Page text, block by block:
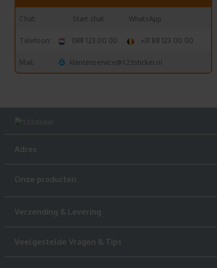
Chat: Start chat WhatsApp
Telefoon: 088 123 00 00 +31 88 123 00 00
Mail: klantenservice@123sticker.nl
Adres
Onze producten
Verzending & Levering
Veelgestelde Vragen & Tips